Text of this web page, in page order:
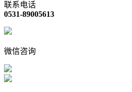
联系电话
0531-89005613
微信咨询